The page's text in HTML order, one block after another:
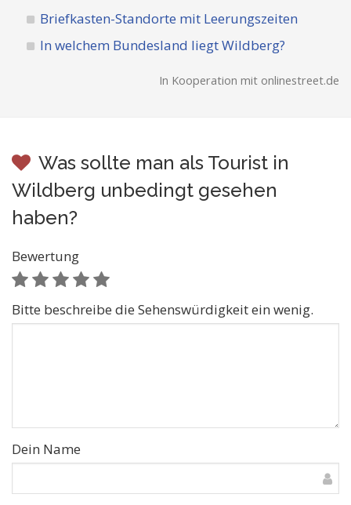
Briefkasten-Standorte mit Leerungszeiten
In welchem Bundesland liegt Wildberg?
In Kooperation mit onlinestreet.de
Was sollte man als Tourist in
Wildberg unbedingt gesehen
haben?
Bewertung
Bitte beschreibe die Sehenswürdigkeit ein wenig.
Dein Name